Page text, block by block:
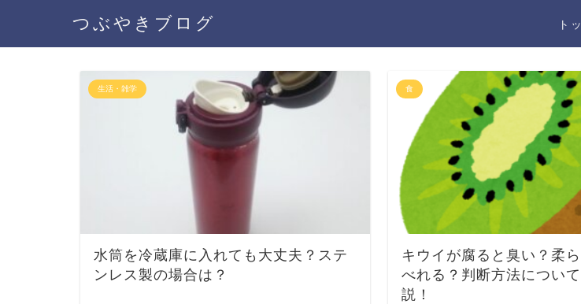
つぶやきブログ ト
生活・雑学
水筒を冷蔵庫に入れても大丈夫？ステ
ンレス製の場合は？
食
キウイが腐ると臭い？柔
べれる？判断方法につい
説！